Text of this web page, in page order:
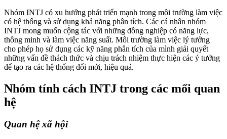
Nhóm INTJ có xu hướng phát triển mạnh trong môi trường làm việc
có hệ thống và sử dụng khả năng phân tích. Các cá nhân nhóm
INTJ mong muốn cộng tác với những đồng nghiệp có năng lực,
thông minh và làm việc năng suất. Môi trường làm việc lý tưởng
cho phép họ sử dụng các kỹ năng phân tích của mình giải quyết
những vấn đề thách thức và chịu trách nhiệm thực hiện các ý tưởng
để tạo ra các hệ thống đổi mới, hiệu quả.
Nhóm tính cách INTJ trong các mối quan
hệ
Quan hệ xã hội